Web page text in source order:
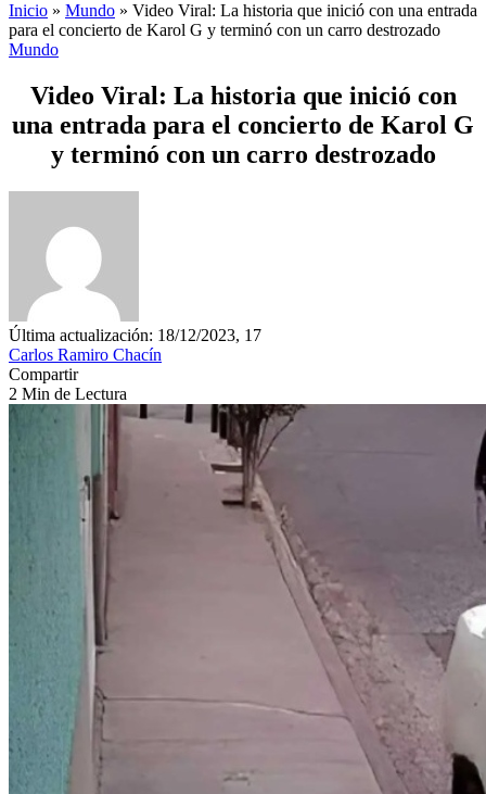
Inicio » Mundo » Video Viral: La historia que inició con una entrada
para el concierto de Karol G y terminó con un carro destrozado
Mundo
Video Viral: La historia que inició con
una entrada para el concierto de Karol G
y terminó con un carro destrozado
Última actualización: 18/12/2023, 17
Carlos Ramiro Chacín
Compartir
2 Min de Lectura